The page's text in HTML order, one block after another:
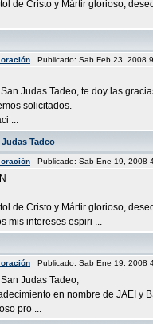
de Cristo y Mártir glorioso,
Publicado: Sab Feb 23, 2008
Judas Tadeo, te doy las
solicitados.
...
Tadeo
Publicado: Sab Ene 19,
de Cristo y Mártir glorioso,
mis intereses espiri ...
Publicado: Sab Ene 19,
Judas Tadeo,
en nombre de JAEI y
pro ...